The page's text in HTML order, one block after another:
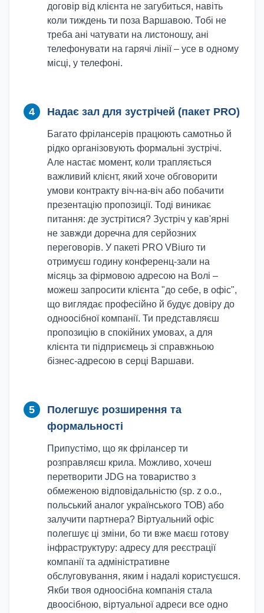
договір від клієнта не загубиться, навіть
коли тиждень ти поза Варшавою. Тобі не
треба ані чатувати на листоношу, ані
телефонувати на гарячі лінії – усе в одному
місці, у телефоні.
4 Надає зал для зустрічей (пакет PRO)
Багато фрілансерів працюють самотньо й
рідко організовують формальні зустрічі.
Але настає момент, коли трапляється
важливий клієнт, який хоче обговорити
умови контракту віч-на-віч або побачити
презентацію пропозиції. Тоді виникає
питання: де зустрітися? Зустріч у кав'ярні
не завжди доречна для серйозних
переговорів. У пакеті PRO VBiuro ти
отримуєш годину конференц-зали на
місяць за фірмовою адресою на Волі –
можеш запросити клієнта "до себе, в офіс",
що виглядає професійно й будує довіру до
одноосібної компанії. Ти представляєш
пропозицію в спокійних умовах, а для
клієнта ти підприємець зі справжньою
бізнес-адресою в серці Варшави.
5
Полегшує розширення та
формальності
Припустімо, що як фрілансер ти
розправляєш крила. Можливо, хочеш
перетворити JDG на товариство з
обмеженою відповідальністю (sp. z o.o.,
польський аналог українського ТОВ) або
залучити партнера? Віртуальний офіс
полегшує ці зміни, бо ти вже маєш готову
інфраструктуру: адресу для реєстрації
компанії та адміністративне
обслуговування, яким і надалі користуєшся.
Якби твоя одноосібна компанія стала
двоосібною, віртуальної адреси все одно